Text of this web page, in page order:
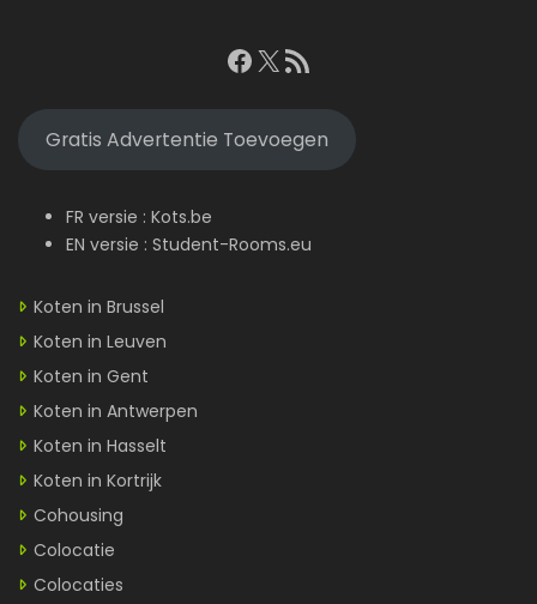
Facebook
X RSS feed
Gratis Advertentie Toevoegen
FR versie : Kots.be
EN versie : Student-Rooms.eu
Koten in Brussel
Koten in Leuven
Koten in Gent
Koten in Antwerpen
Koten in Hasselt
Koten in Kortrijk
Cohousing
Colocatie
Colocaties